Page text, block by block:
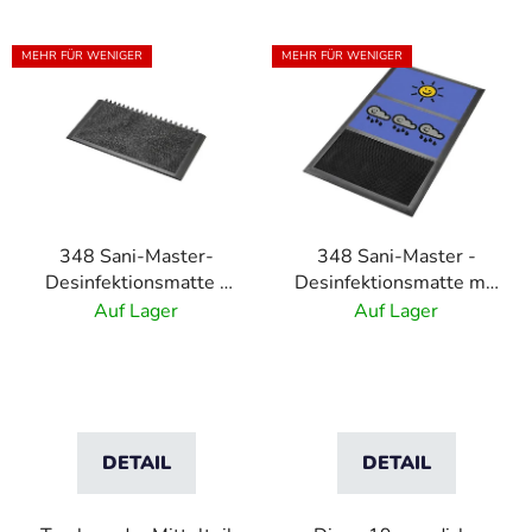
L
i
MEHR FÜR WENIGER
348 Sani-Master-
Desinfektionsmatte -
Mittelteil -grau
Auf Lager
DETAIL
MEHR FÜR WENIGER
348 Sani-Master -
Desinfektionsmatte mit
Trocknungszone -
Auf Lager
DETAIL